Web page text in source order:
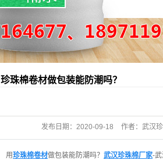
珍珠棉卷材做包装能防潮吗？
发布日期： 2020-09-18 作者： 武汉
用珍珠棉卷材做包装能防潮吗？ 武汉珍珠棉厂家-武